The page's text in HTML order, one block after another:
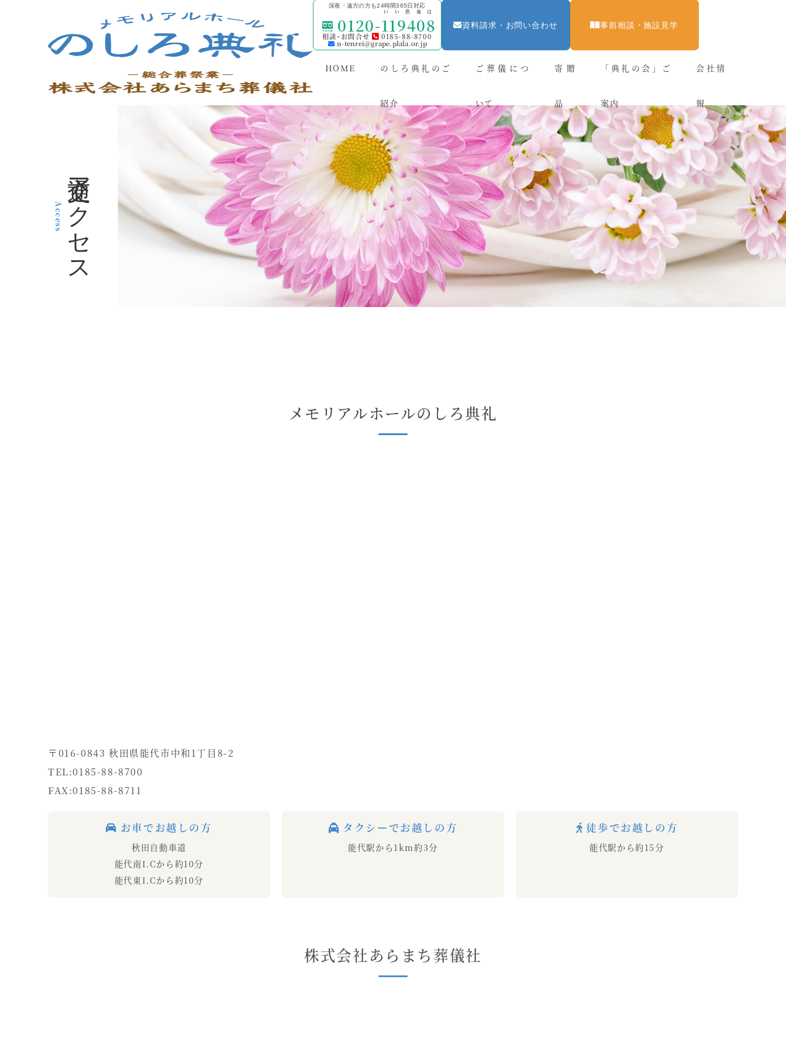
深夜・遠方の方も24時間365日対応
0120-119408
いい供養は
相談・お問合せ 0185-88-8700
n-tenrei@grape.plala.or.jp
資料請求・お問い合わせ 事前相談・施設見学
HOME のしろ典礼のご
紹介
ご葬儀につ
いて
寄贈
品
「典礼の会」ご
案内
会社情
報
交通アクセス
Access
メモリアルホールのしろ典礼
〒016-0843 秋田県能代市中和1丁目8-2
TEL:0185-88-8700
FAX:0185-88-8711
お車でお越しの方
秋田自動車道
能代南I.Cから約10分
能代東I.Cから約10分
タクシーでお越しの方
能代駅から1km約3分
徒歩でお越しの方
能代駅から約15分
株式会社あらまち葬儀社